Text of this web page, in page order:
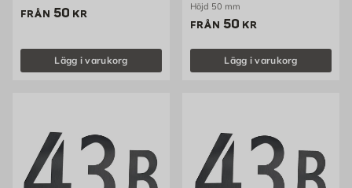
FRÅN Pris 50 kr
50 KR
Lägg i varukorg
Höjd 50 mm
FRÅN Pris 50 kr
50 KR
Lägg i varukorg